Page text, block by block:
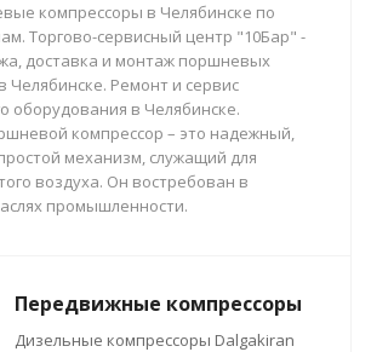
компрессоры в Челябинске по
Торгово-сервисный центр "10Бар" -
доставка и монтаж поршневых
Челябинске. Ремонт и сервис
оборудования в Челябинске.
компрессор – это надежный,
механизм, служащий для
воздуха. Он востребован в
промышленности.
Передвижные компрессоры
Дизельные компрессоры Dalgakiran